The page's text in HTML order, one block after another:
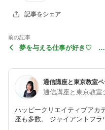
記事をシェア
前の記事
夢を与える仕事が好き♡ H
ハッピークリエイティブアカ
座も多数。 ジャイアントフ